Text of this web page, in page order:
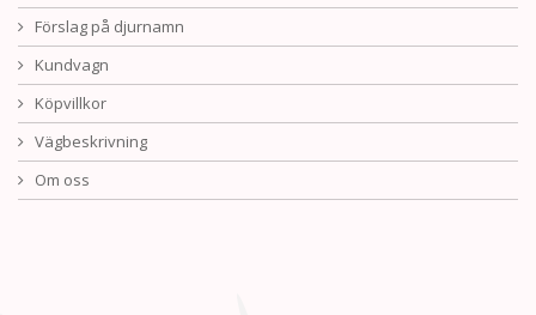
Förslag på djurnamn
Kundvagn
Köpvillkor
Vägbeskrivning
Om oss